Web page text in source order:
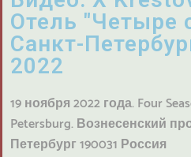
Отель "Четыре
Санкт-
2022
19 ноября 2022 года. Four
Petersburg. Вознесенский
Петербург 190031 Россия